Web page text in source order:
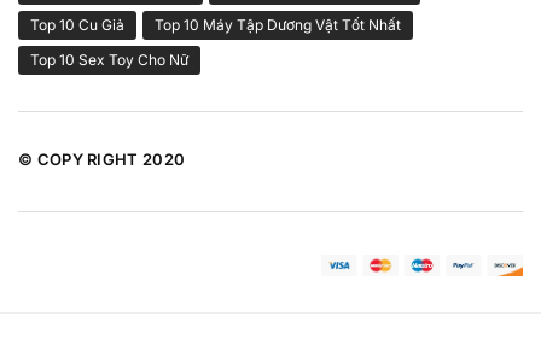
Top 10 Cu Giả
Top 10 Máy Tập Dương Vật Tốt Nhất
Top 10 Sex Toy Cho Nữ
© COPY RIGHT 2020